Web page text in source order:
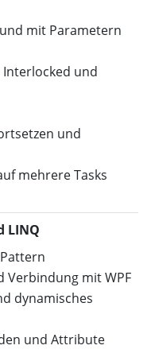
mit Parametern
Interlocked und
und
mehrere Tasks
LINQ
Verbindung mit WPF
dynamisches
und Attribute